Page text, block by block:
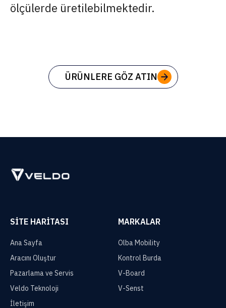
ölçülerde üretilebilmektedir.
ÜRÜNLERE GÖZ ATIN
SITE HARITASI
Ana Sayfa
Aracını Oluştur
Pazarlama ve Servis
Veldo Teknoloji
İletişim
MARKALAR
Olba Mobility
Kontrol Burda
V-Board
V-Senst